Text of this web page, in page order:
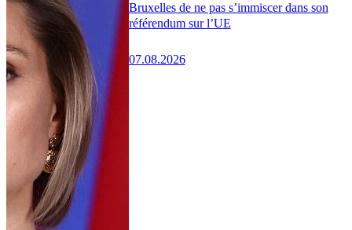
Bruxelles de ne pas s’immiscer dans son
référendum sur l’UE
07.08.2026